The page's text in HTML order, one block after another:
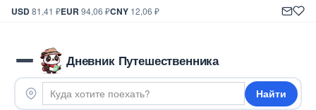
USD81,41 ₽EUR 94,06 ₽CNY 12,06 ₽
Дневник Путешественника
Найти